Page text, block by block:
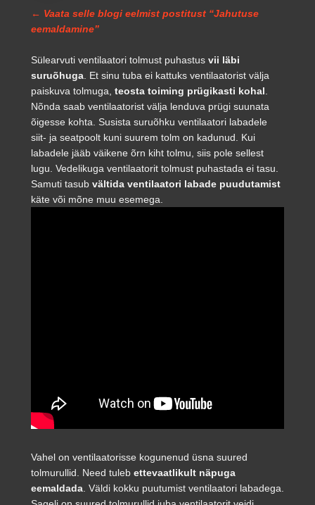
← Vaata selle blogi eelmist postitust “Jahutuse
eemaldamine”
Sülearvuti ventilaatori tolmust puhastus vii läbi
suruõhuga. Et sinu tuba ei kattuks ventilaatorist välja
paiskuva tolmuga, teosta toiming prügikasti kohal.
Nõnda saab ventilaatorist välja lenduva prügi suunata
õigesse kohta. Susista suruõhku ventilaatori labadele
siit- ja seatpoolt kuni suurem tolm on kadunud. Kui
labadele jääb väikene õrn kiht tolmu, siis pole sellest
lugu. Vedelikuga ventilaatorit tolmust puhastada ei tasu.
Samuti tasub vältida ventilaatori labade puudutamist
käte või mõne muu esemega.
Vahel on ventilaatorisse kogunenud üsna suured
tolmurullid. Need tuleb ettevaatlikult näpuga
eemaldada . Väldi kokku puutumist ventilaatori labadega.